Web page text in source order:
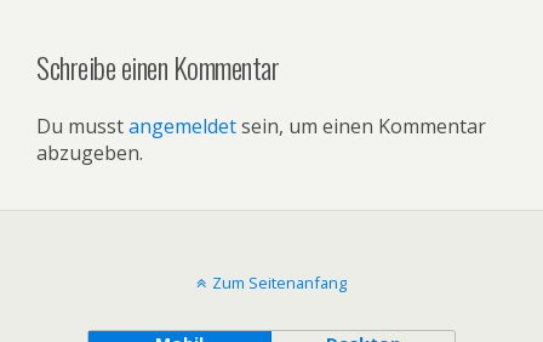
Schreibe einen Kommentar
Du musstangemeldetsein, um einen Kommentar
abzugeben.
Zum Seitenanfang